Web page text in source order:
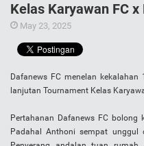
Kelas Karyawan FC
May 23, 2025
Dafanews FC menelan
lanjutan Tournament Kelas
Pertahanan Dafanews FC
Padahal Anthoni sempat